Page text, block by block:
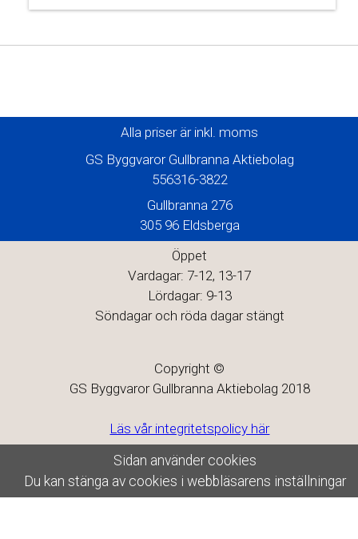
Alla priser är inkl. moms
GS Byggvaror Gullbranna Aktiebolag
556316-3822
Gullbranna 276
305 96 Eldsberga
Öppet
Vardagar: 7-12, 13-17
Lördagar: 9-13
Söndagar och röda dagar stängt
Copyright ©
GS Byggvaror Gullbranna Aktiebolag 2018
Läs vår integritetspolicy här
Sidan använder cookies
Du kan stänga av cookies i webbläsarens inställningar